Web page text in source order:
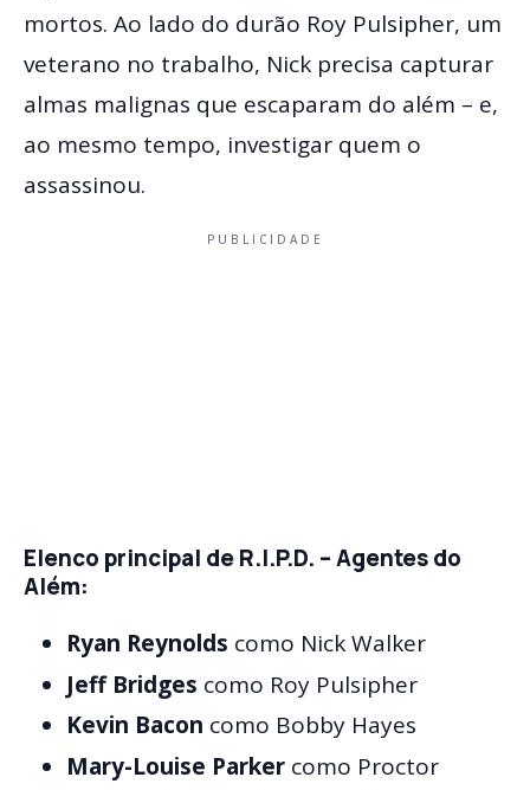
mortos. Ao lado do durão Roy Pulsipher, um
veterano no trabalho, Nick precisa capturar
almas malignas que escaparam do além – e,
ao mesmo tempo, investigar quem o
assassinou.
PUBLICIDADE
Elenco principal deR.I.P.D. – Agentes do
Além:
Ryan Reynolds como Nick Walker
Jeff Bridges como Roy Pulsipher
Kevin Bacon como Bobby Hayes
Mary-Louise Parker como Proctor